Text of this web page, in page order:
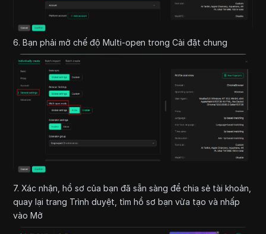
6. Bạn phải mở chế độ Multi-open trong Cài đặt chung
7. Xác nhận, hồ sơ của bạn đã sẵn sàng để chia sẻ tài khoản,
quay lại trang Trình duyệt, tìm hồ sơ bạn vừa tạo và nhấp
vào Mở